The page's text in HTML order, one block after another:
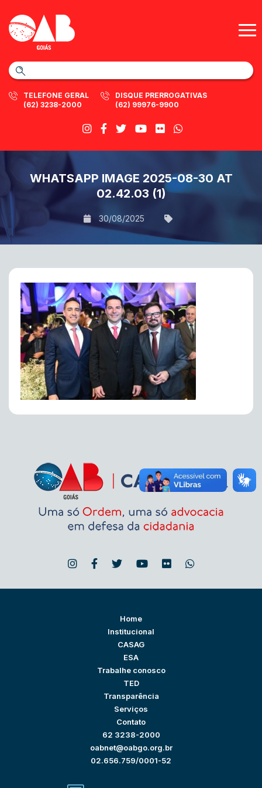
TELEFONE GERAL
(62) 3238-2000
DISQUE PRERROGATIVAS
(62) 99976-9900
WHATSAPP IMAGE 2025-08-30 AT
02.42.03 (1)
30/08/2025
Home
Institucional
CASAG
ESA
Trabalhe conosco
TED
Transparência
Serviços
Contato
62 3238-2000
oabnet@oabgo.org.br
02.656.759/0001-52